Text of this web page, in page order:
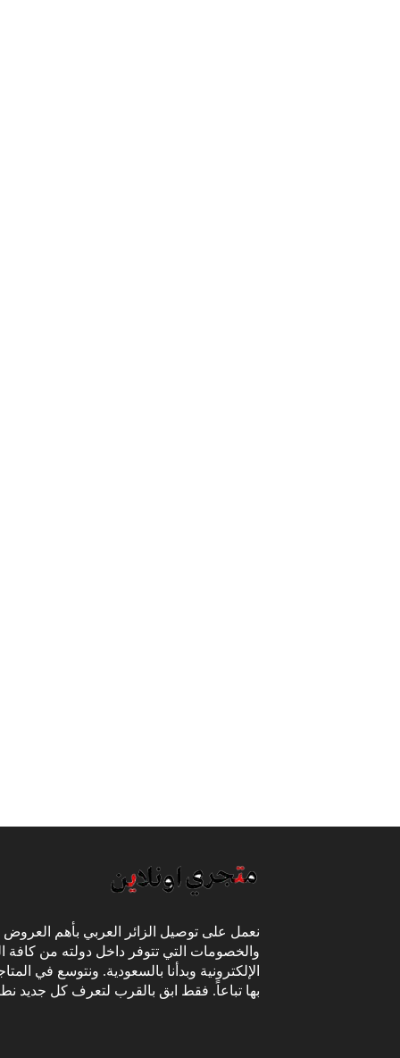
نعمل على توصيل الزائر العربي بأهم العروض
والخصومات التي تتوفر داخل دولته من كافة
الإلكترونية وبدأنا بالسعودية. ونتوسع في
بها تباعاً. فقط ابق بالقرب لتعرف كل جديد